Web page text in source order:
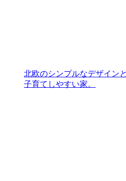
北欧のシンプルなデザイン
子育てしやすい家。